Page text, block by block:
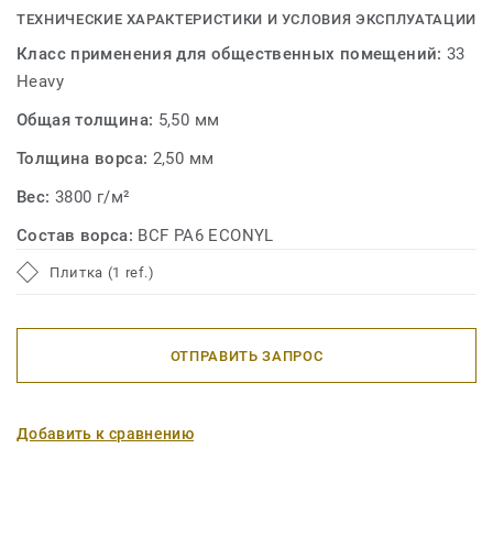
потребность конечного пользователя.
Эта коллекция является частью нашего замкнутого
цикла.
ТЕХНИЧЕСКИЕ ХАРАКТЕРИСТИКИ И УСЛОВИЯ ЭКСПЛУАТАЦИИ
Класс применения для общественных помещений:33
Heavy
Общая толщина: 5,50 мм
Толщина ворса: 2,50 мм
Вес: 3800 г/м²
Состав ворса: BCF PA6 ECONYL
Плитка (1 ref.)
ОТПРАВИТЬ ЗАПРОС
Добавить к сравнению